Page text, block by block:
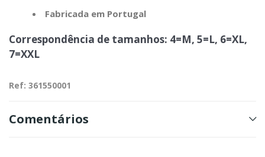
Fabricada em Portugal
Correspondência de tamanhos: 4=M, 5=L, 6=XL,
7=XXL
Ref: 361550001
Comentários